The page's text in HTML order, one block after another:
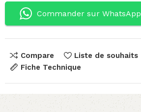
Commander sur WhatsApp
Compare
Liste de souhaits
Fiche Technique